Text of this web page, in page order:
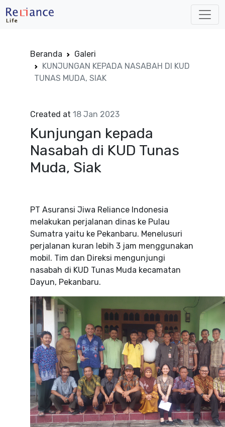
Beranda
Galeri
KUNJUNGAN KEPADA NASABAH DI KUD
TUNAS MUDA, SIAK
Created at 18 Jan 2023
Kunjungan kepada
Nasabah di KUD Tunas
Muda, Siak
PT Asuransi Jiwa Reliance Indonesia
melakukan perjalanan dinas ke Pulau
Sumatra yaitu ke Pekanbaru. Menelusuri
perjalanan kuran lebih 3 jam menggunakan
mobil. Tim dan Direksi mengunjungi
nasabah di KUD Tunas Muda kecamatan
Dayun, Pekanbaru.